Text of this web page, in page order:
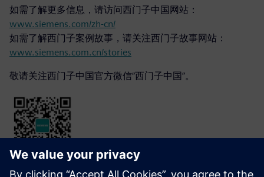
如需了解更多信息，请访问西门子中国网站：
www.siemens.com/zh-cn/
如需了解西门子案例故事，请关注西门子故事网站：
www.siemens.com.cn/stories
敬请关注西门子中国官方微信“西门子中国”。